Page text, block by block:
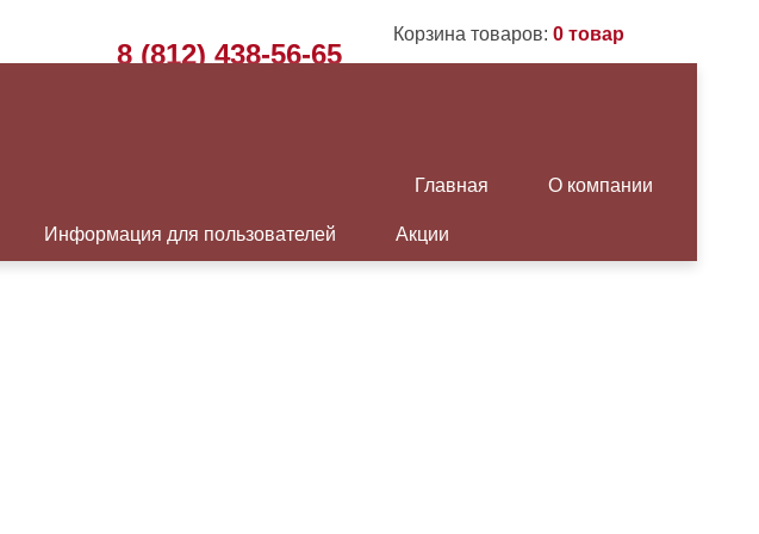
8 (812) 438-56-65
Корзина товаров: 0 товар
Главная О компании
Информация для пользователей
Акции